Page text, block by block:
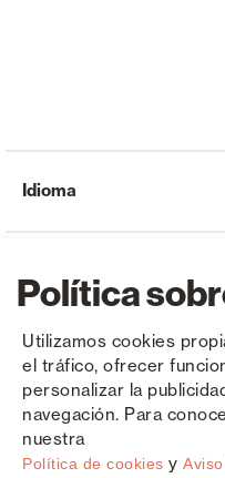
Política
Utilizamos cookies
el tráfico, ofrecer
personalizar la
navegación. Para
nuestra
Política de cookies y
Copyright © Saxun 2023 - 2026
Idioma